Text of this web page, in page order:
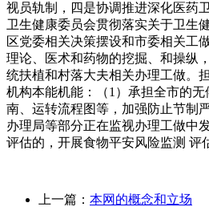
视员轨制，四是协调推进深化医药
卫生健康委员会贯彻落实关于卫生
区党委相关决策摆设和市委相关工
理论、医术和药物的挖掘、和操纵
统扶植和村落大夫相关办理工做。
机构本能机能：（1）承担全市的
南、运转流程图等，加强防止节制
办理局等部分正在监视办理工做中
评估的，开展食物平安风险监测 评
上一篇： 本网的概念和立场